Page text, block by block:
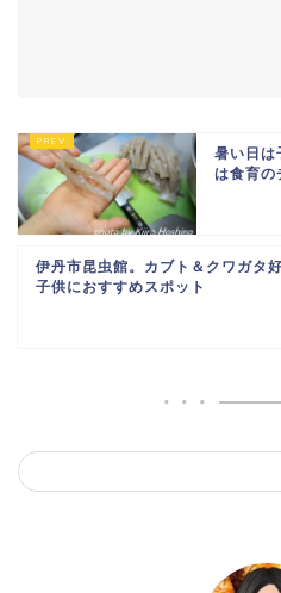
暑い日は
は食育の
伊丹市昆虫館。カブト＆クワガタ
子供におすすめスポット